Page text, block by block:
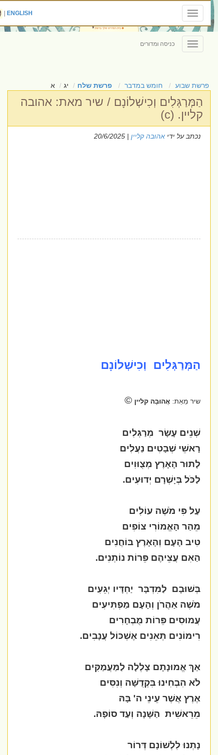
Toggle
navigation
ENGLISH
|
Toggle
navigation
כניסה ומדורים
פרשת שבוע חומש במדבר פרשת שלח יג א
הַמְּרַגְּלִים וְכִישְׁלוֹנָם / שיר מאת: אהובה
קליין. (c)
נכתב על ידיאהובה קליין| 20/6/2025
הַמְּרַגְּלִים וְכִישְׁלוֹנָם
שיר מֵאֵת:אֲהוּבָה קליין ©
שְׁנֵים עָשָׂר מְרַגְּלִים
רָאשֵׁי שְׁבָטִים נַעֲלִים
לָתוּר הָאָרֶץ מְצֻוּוִים
לַכֹּל בְּיָשְׁרָם יְדוּעִים.
עַל פִּי מֹשֶׁה עוֹלִים
מֵהַר הָאֱמוֹרִי צוֹפִים
טִיב הָעָם וְהָאָרֶץ בּוֹחֲנִים
הַאִם עֲצֵיהֶם פֵּרוֹת נוֹתְנִים.
בְּשׁוּבָם לַמִּדְבָּר יַחְדָּיו יְגֵעִים
מֹשֶׁה אַהֲרֹן וְהָעָם מַפְתִּיעִים
עֲמוּסִים פֵּרוֹת מֻבְחָרִים
רִימּוֹנִים תְּאֵנִים אֶשְׁכּוֹל עֲנָבִים.
אַךְ אֱמוּנָתָם צָלְלָה לַמַּעֲמַקִּים
לֹא הִבְחִינוּ בִּקְדֻשָּׁה וְנִסִּים
אֶרֶץ אֲשֶׁר עֵינֵי ה' בָּהּ
מֵרֵאשִׁית הַשָּׁנָה וְעַד סוֹפָהּ.
נָתְנוּ לִלְשׁוֹנָם דְּרוֹר